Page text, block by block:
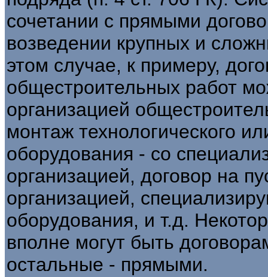
сочетании с прямыми
возведении крупных и
этом случае, к примеру,
общестроительных работ
организацией
монтаж технологического
оборудования - со
организацией, договор на
организацией,
оборудования, и т.д.
вполне могут быть
остальные - прямыми.